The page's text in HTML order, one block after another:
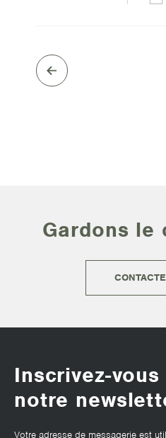
Gardons le
Inscrivez-vous
notre
Votre adresse de messagerie est